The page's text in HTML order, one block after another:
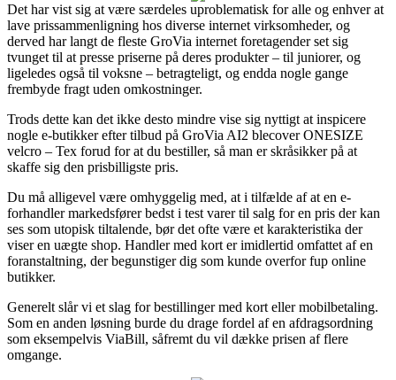
Det har vist sig at være særdeles uproblematisk for alle og enhver at
lave prissammenligning hos diverse internet virksomheder, og
derved har langt de fleste GroVia internet foretagender set sig
tvunget til at presse priserne på deres produkter – til juniorer, og
ligeledes også til voksne – betragteligt, og endda nogle gange
frembyde fragt uden omkostninger.
Trods dette kan det ikke desto mindre vise sig nyttigt at inspicere
nogle e-butikker efter tilbud på GroVia AI2 blecover ONESIZE
velcro – Tex forud for at du bestiller, så man er skråsikker på at
skaffe sig den prisbilligste pris.
Du må alligevel være omhyggelig med, at i tilfælde af at en e-
forhandler markedsfører bedst i test varer til salg for en pris der kan
ses som utopisk tiltalende, bør det ofte være et karakteristika der
viser en uægte shop. Handler med kort er imidlertid omfattet af en
foranstaltning, der begunstiger dig som kunde overfor fup online
butikker.
Generelt slår vi et slag for bestillinger med kort eller mobilbetaling.
Som en anden løsning burde du drage fordel af en afdragsordning
som eksempelvis ViaBill, såfremt du vil dække prisen af flere
omgange.